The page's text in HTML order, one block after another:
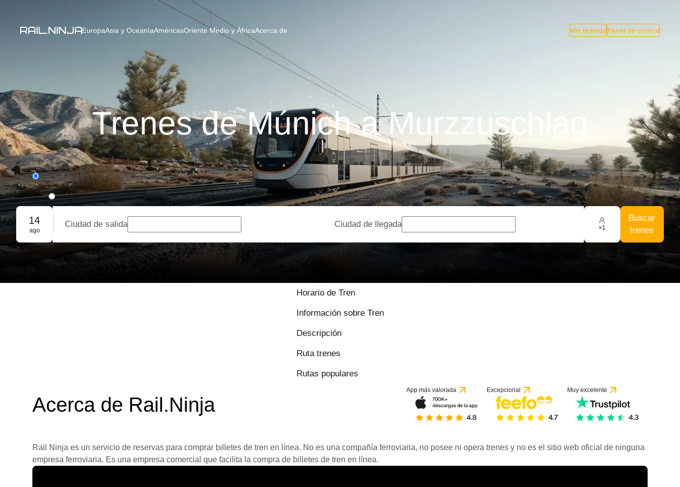
EuropaAsia y OceaníaAméricasOriente Medio y ÁfricaAcerca de Mis boletosPanel de control
Trenes de Múnich a Murzzuschlag
Ida
Ida y vuelta
Reserva grupal
14
ago
Ciudad de salida Ciudad de llegada ×1
Buscar
trenes
Horario de Tren
Información sobre Tren
Descripción
Ruta trenes
Rutas populares
Acerca de Rail.Ninja
App más valorada Excepcional Muy excelente
Rail Ninja es un servicio de reservas para comprar billetes de tren en línea. No es una compañía ferroviaria, no posee ni opera trenes y no es el sitio web oficial de ninguna
empresa ferroviaria. Es una empresa comercial que facilita la compra de billetes de tren en línea.